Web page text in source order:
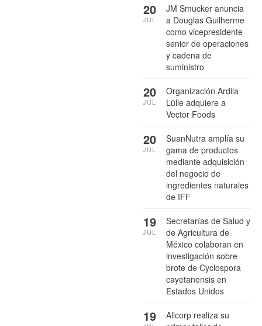
JM Smucker anuncia
a Douglas Guilherme
como vicepresidente
senior de operaciones
y cadena de
suministro
20
JUL
Organización Ardila
Lülle adquiere a
Vector Foods
20
JUL
SuanNutra amplía su
gama de productos
mediante adquisición
del negocio de
ingredientes naturales
de IFF
20
JUL
Secretarías de Salud y
de Agricultura de
México colaboran en
investigación sobre
brote de Cyclospora
cayetanensis en
Estados Unidos
19
JUL
Alicorp realiza su
19